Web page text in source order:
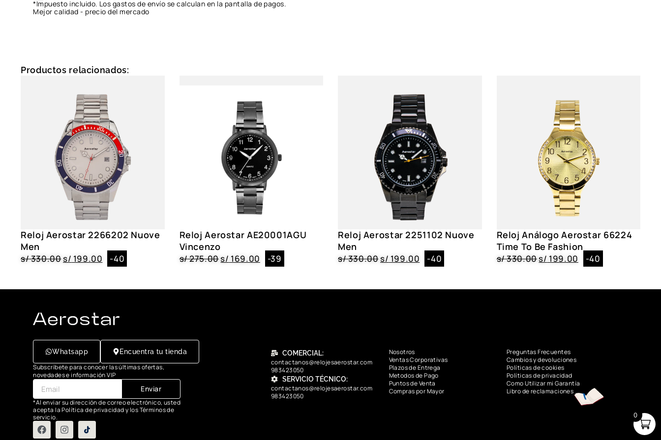
0
*Impuesto incluido. Los gastos de envío se calculan en la pantalla de pagos.
Mejor calidad - precio del mercado
Productos relacionados:
Reloj Aerostar 2266202 Nuove
Men
s/330.00s/ 199.00 -40
Reloj Aerostar AE20001AGU
Vincenzo
s/275.00s/ 169.00 -39
Reloj Aerostar 2251102 Nuove
Men
s/330.00s/ 199.00 -40
Reloj Análogo Aerostar 66224
Time To Be Fashion
s/330.00s/ 199.00 -40
Whatsapp Encuentra tu tienda
Subscríbete para conocer las últimas ofertas,
novedades e información VIP
Enviar
*Al enviar su dirección de correo electrónico, usted
acepta la Política de privacidad y los Términos de
servicio.
COMERCIAL:
contactanos@relojesaerostar.com
983423050
SERVICIO TÉCNICO:
contactanos@relojesaerostar.com
983423050
Nosotros
Ventas Corporativas
Plazos de Entrega
Metodos de Pago
Puntos de Venta
Compras por Mayor
Preguntas Frecuentes
Cambios y devoluciones
Políticas de cookies
Políticas de privacidad
Como Utilizar mi Garantía
Libro de reclamaciones